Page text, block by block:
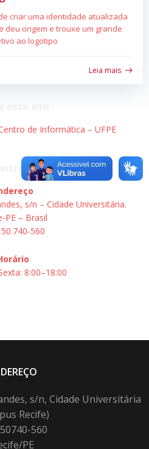
criar uma identidade atualizada
deu origem e trouxe um grande
ao logotipo
Leia mais
de Informática – UFPE
nos
s/n – Cidade Universitária.
PE – Brasil
50.740-560
8:00–18:00
s/n, Cidade Universitária
Recife)
560
PE